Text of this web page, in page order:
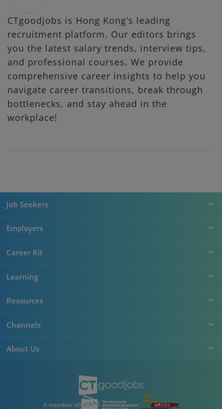
CTgoodjobs is Hong Kong’s leading
recruitment platform. Our editors brings
you the latest salary trends, interview tips,
and professional courses. We provide
comprehensive career insights to help you
navigate career transitions, break through
bottlenecks, and stay ahead in the
workplace!
Job Seekers
Employers
Career Kit
Learning
Resources
Channels
About Us
A member of